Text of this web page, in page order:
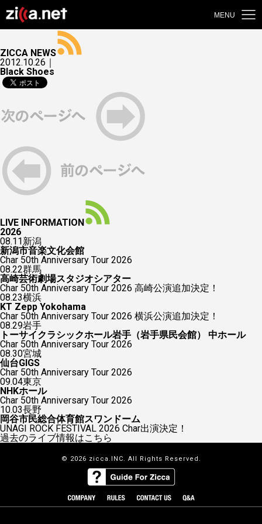
MENU
ZICCA NEWS
2012.10.26｜
Black Shoes
LIVE INFORMATION
2026
08.11新潟
新潟市音楽文化会館
Char 50th Anniversary Tour 2026
08.22群馬
高崎芸術劇場スタジオシアター
Char 50th Anniversary Tour 2026 高崎公演追加決定！
08.23横浜
KT Zepp Yokohama
Char 50th Anniversary Tour 2026 横浜公演追加決定！
08.29岩手
トーサイクラシックホール岩手（岩手県民会館） 中ホール
Char 50th Anniversary Tour 2026
08.30宮城
仙台GIGS
Char 50th Anniversary Tour 2026
09.04東京
NHKホール
Char 50th Anniversary Tour 2026
10.03長野
岡谷市民総合体育館スワンドーム
UNAGI ROCK FESTIVAL 2026 Char出演決定！
過去のライブ情報はこちら
© 2026 zicca.INC. All Rights Reserved.